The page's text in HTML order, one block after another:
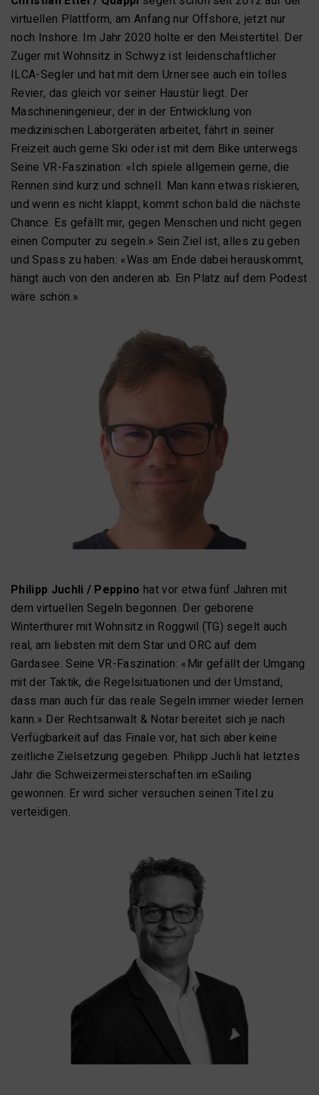
virtuellen Plattform, am Anfang nur Offshore, jetzt nur
noch Inshore. Im Jahr 2020 holte er den Meistertitel. Der
Zuger mit Wohnsitz in Schwyz ist leidenschaftlicher
ILCA-Segler und hat mit dem Urnersee auch ein tolles
Revier, das gleich vor seiner Haustür liegt. Der
Maschineningenieur, der in der Entwicklung von
medizinischen Laborgeräten arbeitet, fährt in seiner
Freizeit auch gerne Ski oder ist mit dem Bike unterwegs.
Seine VR-Faszination: «Ich spiele allgemein gerne, die
Rennen sind kurz und schnell. Man kann etwas riskieren,
und wenn es nicht klappt, kommt schon bald die nächste
Chance. Es gefällt mir, gegen Menschen und nicht gegen
einen Computer zu segeln.» Sein Ziel ist, alles zu geben
und Spass zu haben: «Was am Ende dabei herauskommt,
hängt auch von den anderen ab. Ein Platz auf dem Podest
wäre schön.»
Philipp Juchli / Peppino hat vor etwa fünf Jahren mit
dem virtuellen Segeln begonnen. Der geborene
Winterthurer mit Wohnsitz in Roggwil (TG) segelt auch
real, am liebsten mit dem Star und ORC auf dem
Gardasee. Seine VR-Faszination: «Mir gefällt der Umgang
mit der Taktik, die Regelsituationen und der Umstand,
dass man auch für das reale Segeln immer wieder lernen
kann.» Der Rechtsanwalt & Notar bereitet sich je nach
Verfügbarkeit auf das Finale vor, hat sich aber keine
zeitliche Zielsetzung gegeben. Philipp Juchli hat letztes
Jahr die Schweizermeisterschaften im eSailing
gewonnen. Er wird sicher versuchen seinen Titel zu
verteidigen.